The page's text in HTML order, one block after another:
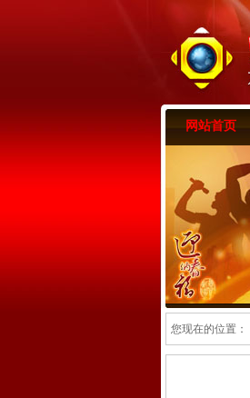
网站首页
您现在的位置：